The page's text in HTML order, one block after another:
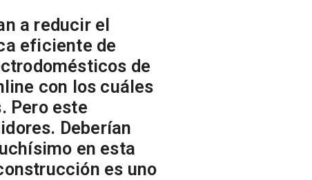
a reducir el
eficiente de
de
con los cuáles
Pero este
Deberían
en esta
es uno